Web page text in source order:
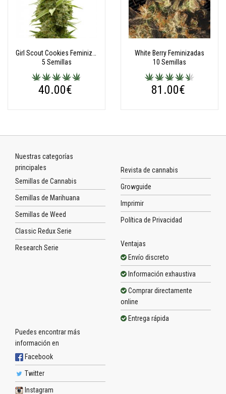
5 Semillas
40.00€
White Berry Feminizadas
10 Semillas
81.00€
Nuestras categorías
principales
Semillas de Cannabis
Semillas de Marihuana
Semillas de Weed
Classic Redux Serie
Research Serie
Revista de cannabis
Growguide
Imprimir
Política de Privacidad
Ventajas
Envío discreto
Información exhaustiva
Comprar directamente
online
Entrega rápida
Puedes encontrar más
información en
Facebook
Twitter
Instagram